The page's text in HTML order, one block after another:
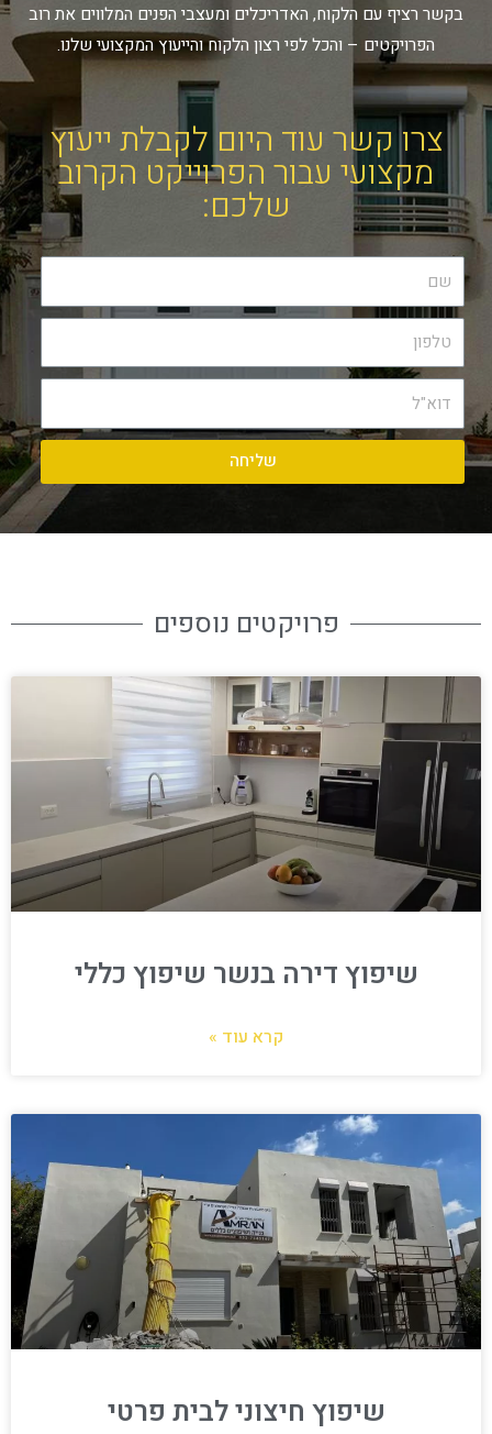
בקשר רציף עם הלקוח, האדריכלים ומעצבי הפנים המלווים את רוב
הפרויקטים – והכל לפי רצון הלקוח והייעוץ המקצועי שלנו.
צרו קשר עוד היום לקבלת ייעוץ
מקצועי עבור הפרוייקט הקרוב
שלכם:
שליחה
פרויקטים נוספים
שיפוץ דירה בנשר שיפוץ כללי
קרא עוד »
שיפוץ חיצוני לבית פרטי